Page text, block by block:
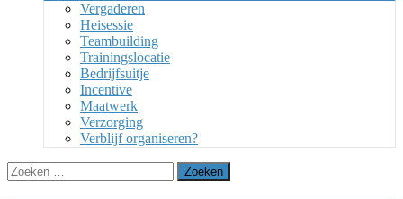
Vergaderen
Heisessie
Teambuilding
Trainingslocatie
Bedrijfsuitje
Incentive
Maatwerk
Verzorging
Verblijf organiseren?
Zoeken
naar: